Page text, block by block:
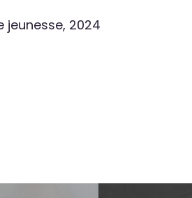
jeunesse, 2024